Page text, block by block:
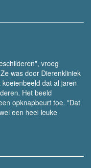
vroeg
was door Dierenkliniek
dat al jaren
Het beeld
opknapbeurt toe. "Dat
een heel leuke